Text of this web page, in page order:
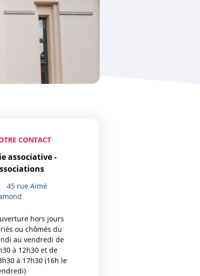
CONTACT
associative -
45 rue Aimé
hors jours
ou chômés du
au vendredi de
à 12h30 et de
à 17h30 (16h le